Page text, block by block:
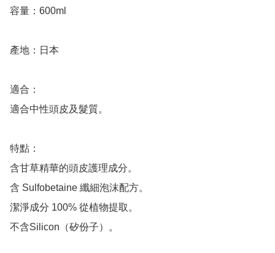
容量：600ml
產地：日本
適合：
適合中性頭皮及髮質。
特點：
含甘草精華的頭皮護理成分。
含 Sulfobetaine 纖細泡沫配方。
潔淨成分 100% 從植物提取。
不含Silicon（矽份子）。